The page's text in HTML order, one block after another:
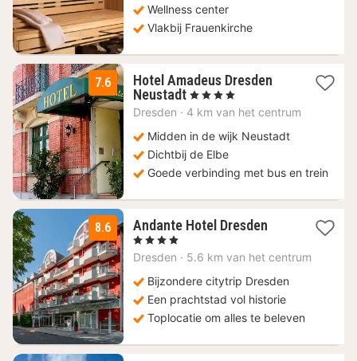
Wellness center
Vlakbij Frauenkirche
7.6
Hotel Amadeus Dresden
Neustadt 1
nacht
200,34
€
, 4 Sterren
Dresden · 4 km van het centrum
Midden in de wijk Neustadt
Dichtbij de Elbe
Goede verbinding met bus en trein
8.6 Andante Hotel Dresden1
vanaf
€
, 4 Sterren
Dresden · 5.6 km van het centrum
Bijzondere citytrip Dresden
Een prachtstad vol historie
Toplocatie om alles te beleven